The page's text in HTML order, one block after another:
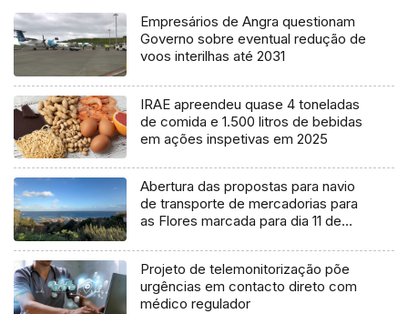
Empresários de Angra questionam
Governo sobre eventual redução de
voos interilhas até 2031
IRAE apreendeu quase 4 toneladas
de comida e 1.500 litros de bebidas
em ações inspetivas em 2025
Abertura das propostas para navio
de transporte de mercadorias para
as Flores marcada para dia 11 de
Projeto de telemonitorização põe
urgências em contacto direto com
médico regulador